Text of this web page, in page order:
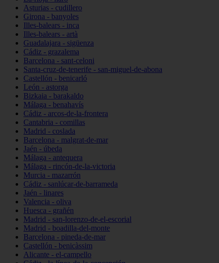
Asturias - cudillero
Girona - banyoles
Illes-balears - inca
Illes-balears - artà
Guadalajara - sigüenza
Cádiz - grazalema
Barcelona - sant-celoni
Santa-cruz-de-tenerife - san-miguel-de-abona
Castellón - benicarló
León - astorga
Bizkaia - barakaldo
Málaga - benahavís
Cádiz - arcos-de-la-frontera
Cantabria - comillas
Madrid - coslada
Barcelona - malgrat-de-mar
Jaén - úbeda
Málaga - antequera
Málaga - rincón-de-la-victoria
Murcia - mazarrón
Cádiz - sanlúcar-de-barrameda
Jaén - linares
Valencia - oliva
Huesca - grañén
Madrid - san-lorenzo-de-el-escorial
Madrid - boadilla-del-monte
Barcelona - pineda-de-mar
Castellón - benicàssim
Alicante - el-campello